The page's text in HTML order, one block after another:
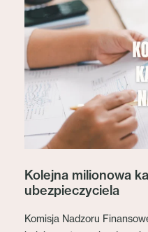
Kolejna milionowa
ubezpieczyciela
Komisja Nadzoru